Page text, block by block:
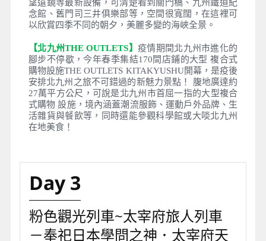
稱為門司港懷舊地區後所展現的重新面貌吸引不少日
本國內遊客到此參觀。
於1891年九州鐵路公司成立後，便開始建設九州地方
第一條鐵路，JR九州便是九州地方鐵道合併後所成立
的！而關門隧道開通後，此地成為了單純的終點車
站，並將原本的鐵道公司改建為鐵道紀念館，裡面有
各種設施與體驗活動，非常適合闔家大小一同遊樂。
【門司港RETORO展望室】由日本代表設計師黑川紀
章所設計的黑色氣派大樓。31 樓就是展望室，你可以
念館、舊門司三井俱樂部等，空間很寬闊，在這裡可
以欣賞四季不同的朝夕，美麗多變的海峽全景。
【北九州THE OUTLETS】
腳步不停歇，今年春季集結170間店鋪的大型 複合式
購物設施THE OUTLETS KITAKYUSHU開幕，是疫後
安排北九州之旅不可錯過的新魅力景點！ 腹地廣達約